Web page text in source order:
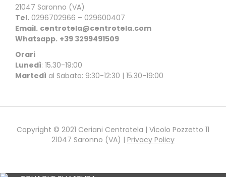
21047 Saronno (VA)
Tel. 0296702966 – 029600407
Email. centrotela@centrotela.com
Whatsapp. +39 3299491509
Orari
Lunedì: 15.30-19:00
Martedì al Sabato: 9:30-12:30 | 15.30-19:00
Copyright © 2021 Ceriani Centrotela | Vicolo Pozzetto 11
21047 Saronno (VA) | Privacy Policy